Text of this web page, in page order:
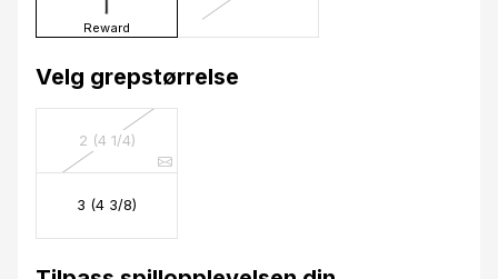
Reward
Velg grepstørrelse
2 (4 1/4)
3 (4 3/8)